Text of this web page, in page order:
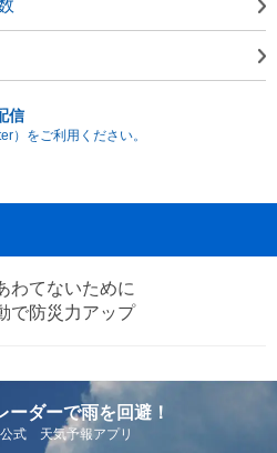
信
）をご利用ください。
わてないために
で防災力アップ
ーダーで雨を回避！
式 天気予報アプリ